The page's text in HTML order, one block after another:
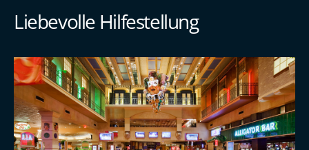
Liebevolle Hilfestellung